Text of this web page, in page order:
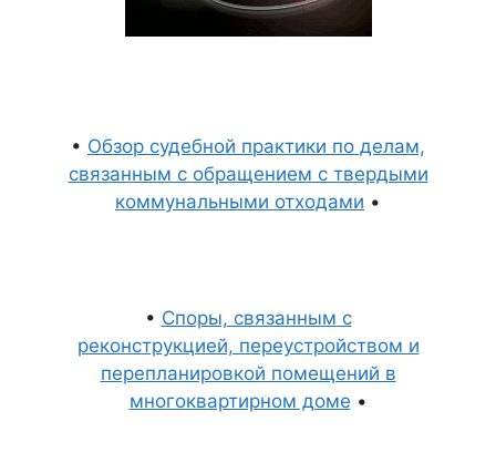
• Обзор судебной практики по делам,
связанным с обращением с твердыми
коммунальными отходами •
• Споры, связанным с
реконструкцией, переустройством и
перепланировкой помещений в
многоквартирном доме •